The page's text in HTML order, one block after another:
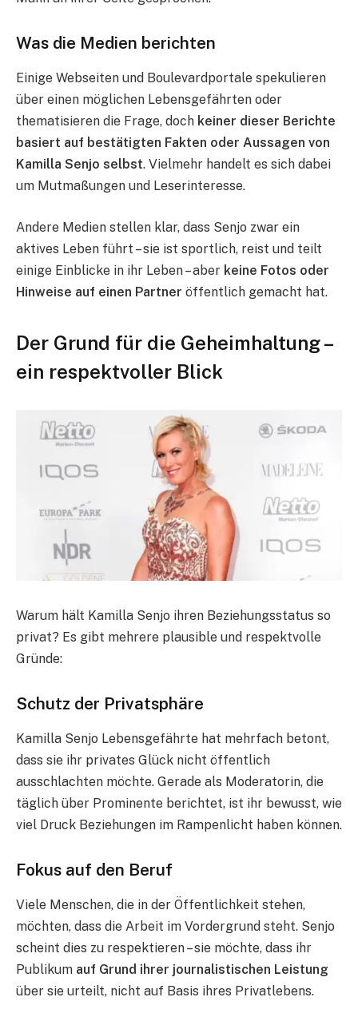
Was die Medien berichten
Einige Webseiten und Boulevardportale spekulieren
über einen möglichen Lebensgefährten oder
thematisieren die Frage, doch keiner dieser Berichte
basiert auf bestätigten Fakten oder Aussagen von
Kamilla Senjo selbst. Vielmehr handelt es sich dabei
um Mutmaßungen und Leserinteresse.
Andere Medien stellen klar, dass Senjo zwar ein
aktives Leben führt – sie ist sportlich, reist und teilt
einige Einblicke in ihr Leben – aber keine Fotos oder
Hinweise auf einen Partner öffentlich gemacht hat.
Der Grund für die Geheimhaltung –
ein respektvoller Blick
Warum hält Kamilla Senjo ihren Beziehungsstatus so
privat? Es gibt mehrere plausible und respektvolle
Gründe:
Schutz der Privatsphäre
Kamilla Senjo Lebensgefährte hat mehrfach betont,
dass sie ihr privates Glück nicht öffentlich
ausschlachten möchte. Gerade als Moderatorin, die
täglich über Prominente berichtet, ist ihr bewusst, wie
viel Druck Beziehungen im Rampenlicht haben können.
Fokus auf den Beruf
Viele Menschen, die in der Öffentlichkeit stehen,
möchten, dass die Arbeit im Vordergrund steht. Senjo
scheint dies zu respektieren – sie möchte, dass ihr
Publikum auf Grund ihrer journalistischen Leistung
über sie urteilt, nicht auf Basis ihres Privatlebens.